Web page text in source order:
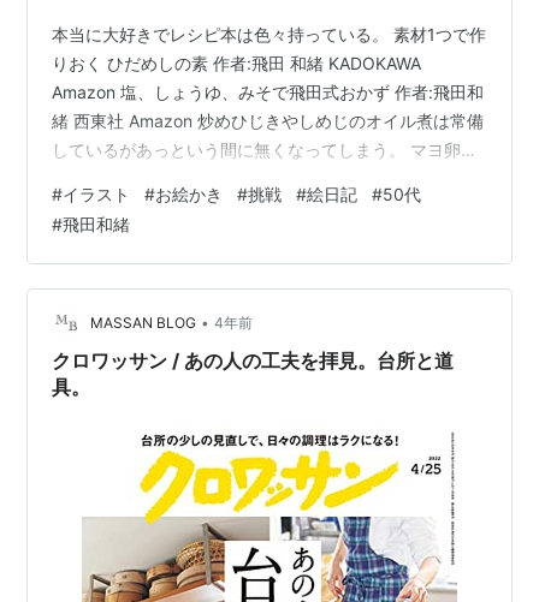
本当に大好きでレシピ本は色々持っている。 素材1つで作
りおく ひだめしの素 作者:飛田 和緒 KADOKAWA
Amazon 塩、しょうゆ、みそで飛田式おかず 作者:飛田和
緒 西東社 Amazon 炒めひじきやしめじのオイル煮は常備
しているがあっという間に無くなってしまう。 マヨ卵は
スチーズを挟んで少し半熟にしてお醤油をまわしかけ
る。 新刊も非常にきになる。 うちの豆皿つまみ絶品レシ
ピ 主婦と生活社 Amazon きっと買ってしまうだろう。い
や、買います。 ランキング参加中主婦
#イラスト #お絵かき #挑戦 #絵日記 #50代
#飛田和緒
MASSAN BLOG • 4年前
クロワッサン / あの人の工夫を拝見。台所と道
具。